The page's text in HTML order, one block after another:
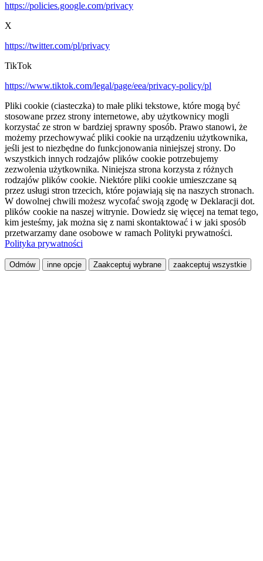
https://policies.google.com/privacy
X
https://twitter.com/pl/privacy
TikTok
https://www.tiktok.com/legal/page/eea/privacy-policy/pl
Pliki cookie (ciasteczka) to małe pliki tekstowe, które mogą być
stosowane przez strony internetowe, aby użytkownicy mogli
korzystać ze stron w bardziej sprawny sposób. Prawo stanowi, że
możemy przechowywać pliki cookie na urządzeniu użytkownika,
jeśli jest to niezbędne do funkcjonowania niniejszej strony. Do
wszystkich innych rodzajów plików cookie potrzebujemy
zezwolenia użytkownika. Niniejsza strona korzysta z różnych
rodzajów plików cookie. Niektóre pliki cookie umieszczane są
przez usługi stron trzecich, które pojawiają się na naszych stronach.
W dowolnej chwili możesz wycofać swoją zgodę w Deklaracji dot.
plików cookie na naszej witrynie. Dowiedz się więcej na temat tego,
kim jesteśmy, jak można się z nami skontaktować i w jaki sposób
przetwarzamy dane osobowe w ramach Polityki prywatności.
Polityka prywatności
Odmów inne opcje Zaakceptuj wybrane zaakceptuj wszystkie